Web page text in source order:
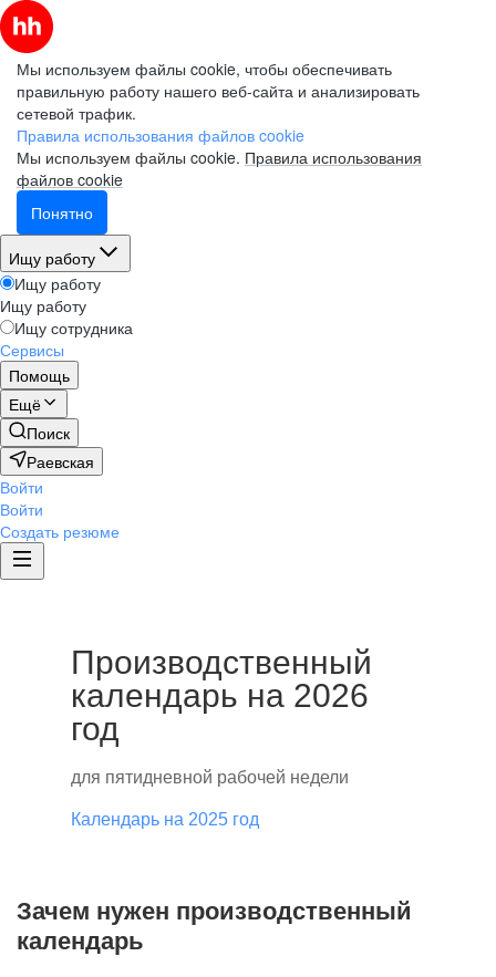
Мы используем файлы cookie, чтобы обеспечивать
правильную работу нашего веб-сайта и анализировать
сетевой трафик.
Правила использования файлов cookie
Мы используем файлы cookie. Правила использования
файлов cookie
Понятно
Ищу работу
Ищу работу
Ищу работу
Ищу сотрудника
Сервисы
Помощь
Ещё
Поиск
Раевская
Войти
Войти
Создать резюме
Производственный
календарь на 2026
год
для пятидневной рабочей недели
Календарь на 2025 год
Зачем нужен производственный
календарь